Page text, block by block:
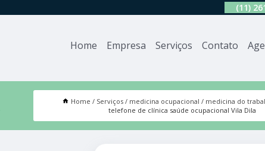
(11)
Home Empresa Serviços Contato
Home Serviços medicina ocupacional
medicina do
telefone de clínica saúde ocupacional Vila Dila